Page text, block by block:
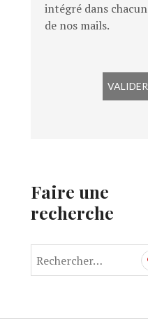
intégré dans chacun
de nos mails.
Faire une
recherche
e